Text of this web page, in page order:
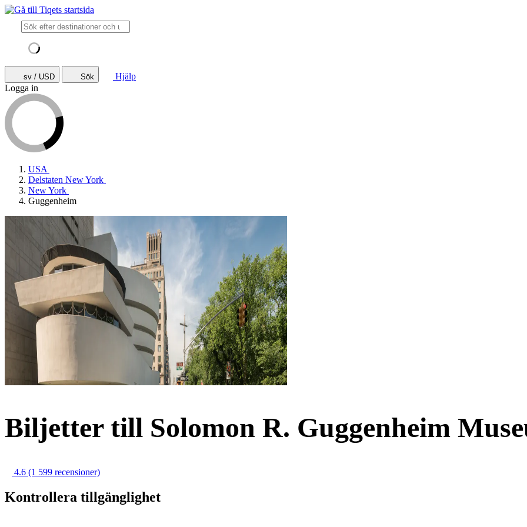
sv / USD Sök
Hjälp
Logga in
USA
Delstaten New York
New York
Guggenheim
Biljetter till Solomon R. Guggenheim
4.6 (1 599 recensioner)
Kontrollera tillgänglighet